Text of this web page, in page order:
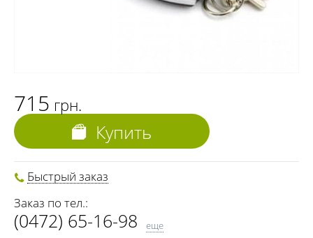
715 грн.
Купить
Быстрый заказ
Заказ по тел.:
(0472) 65-16-98
еще